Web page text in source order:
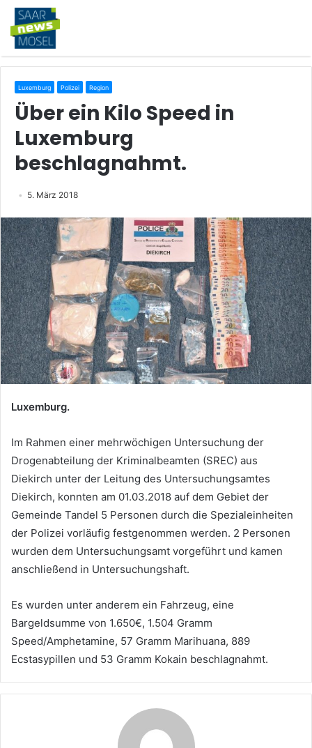
Luxemburg Polizei Region
Über ein Kilo Speed in
Luxemburg
beschlagnahmt.
5. März 2018
Luxemburg.
Im Rahmen einer mehrwöchigen Untersuchung der
Drogenabteilung der Kriminalbeamten (SREC) aus
Diekirch unter der Leitung des Untersuchungsamtes
Diekirch, konnten am 01.03.2018 auf dem Gebiet der
Gemeinde Tandel 5 Personen durch die Spezialeinheiten
der Polizei vorläufig festgenommen werden. 2 Personen
wurden dem Untersuchungsamt vorgeführt und kamen
anschließend in Untersuchungshaft.
Es wurden unter anderem ein Fahrzeug, eine
Bargeldsumme von 1.650€, 1.504 Gramm
Speed/Amphetamine, 57 Gramm Marihuana, 889
Ecstasypillen und 53 Gramm Kokain beschlagnahmt.